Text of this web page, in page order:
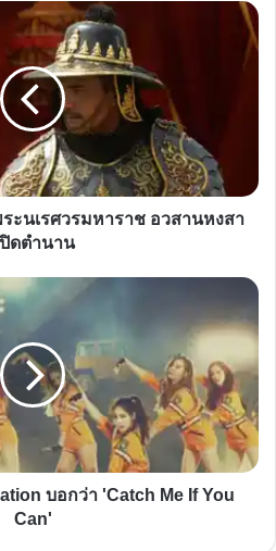
ะนเรศวรมหาราช อวสานหงสา
| ปิดตำนาน
บอกว่า 'Catch Me If You
Can'